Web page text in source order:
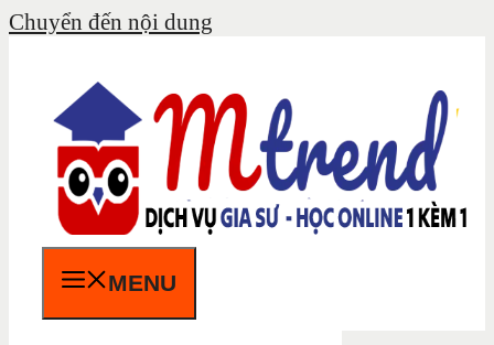
Chuyển đến nội dung
MENU